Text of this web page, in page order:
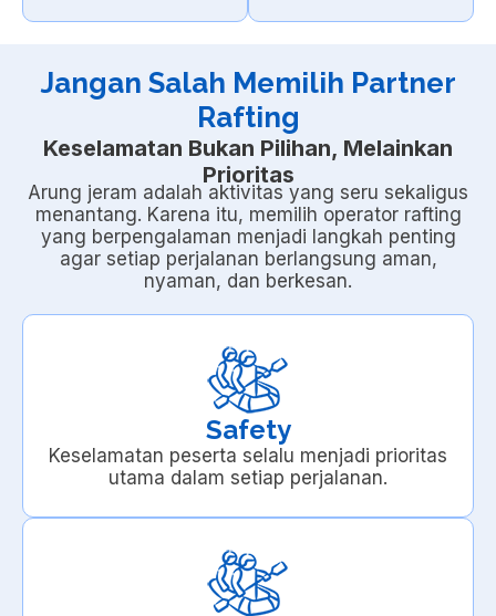
Jangan Salah Memilih Partner
Rafting
Keselamatan Bukan Pilihan, Melainkan
Prioritas
Arung jeram adalah aktivitas yang seru sekaligus
menantang. Karena itu, memilih operator rafting
yang berpengalaman menjadi langkah penting
agar setiap perjalanan berlangsung aman,
nyaman, dan berkesan.
Safety
Keselamatan peserta selalu menjadi prioritas
utama dalam setiap perjalanan.